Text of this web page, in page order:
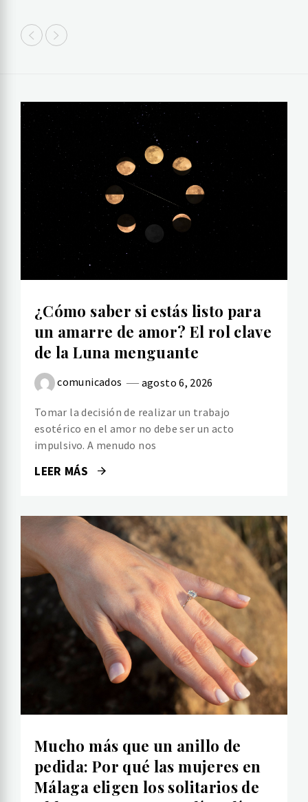
¿Cómo saber si estás listo para
un amarre de amor? El rol clave
de la Luna menguante
comunicados agosto 6, 2026
Tomar la decisión de realizar un trabajo
esotérico en el amor no debe ser un acto
impulsivo. A menudo nos
LEER MÁS
Mucho más que un anillo de
pedida: Por qué las mujeres en
Málaga eligen los solitarios de